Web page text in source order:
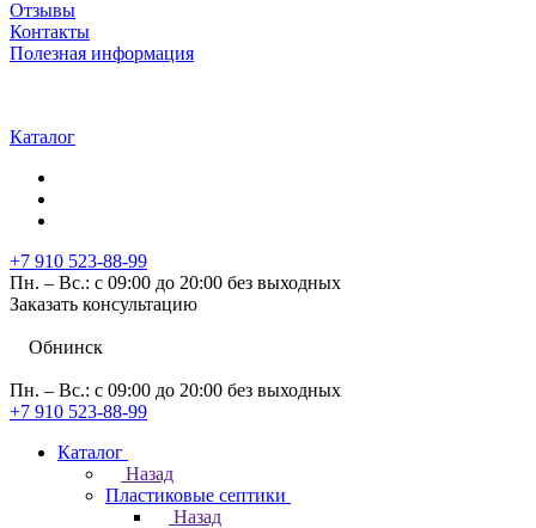
Отзывы
Контакты
Полезная информация
Каталог
+7 910 523-88-99
Пн. – Вс.: с 09:00 до 20:00 без выходных
Заказать консультацию
Обнинск
Пн. – Вс.: с 09:00 до 20:00 без выходных
+7 910 523-88-99
Каталог
Назад
Пластиковые септики
Назад